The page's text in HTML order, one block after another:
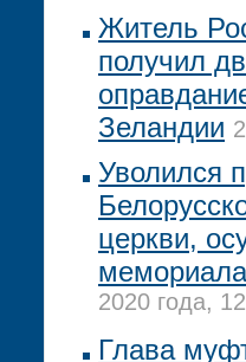
Житель
получил
Зеландии
Уволился
церкви,
2020 года,
Глава